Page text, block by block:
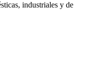
industriales y de